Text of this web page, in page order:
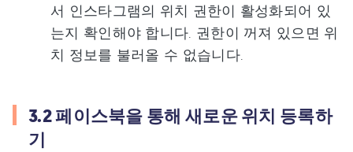
서 인스타그램의 위치 권한이 활성화되어 있
는지 확인해야 합니다. 권한이 꺼져 있으면 위
치 정보를 불러올 수 없습니다.
3.2 페이스북을 통해 새로운 위치 등록하
기